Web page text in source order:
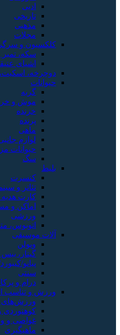
ادبی
تاریخی
مذهبی
مجلات
کلکسیون و
سکه،
اشیای
دوچرخه،
حیوانات
گربه
موش و
خزنده
پرنده
ماهی
لوازم
حیوانات
سگ
بلیط
کنسرت
تئاتر و
کارت
اماکن و
ورزشی
اتوبوس،
آلات موسیقی
ویولن
گیتار، بیس
پیانو/
سنتی
درام و
ورزش و تناسب
ورزش‌های
کوهنوردی
غواصی و
ماهیگیری